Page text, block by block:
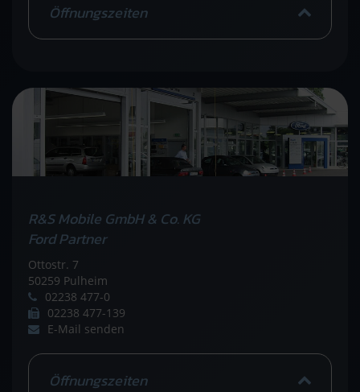
Öffnungszeiten
R&S Mobile GmbH & Co. KG
Ford Partner
Ottostr. 7
50259 Pulheim
02238 477-0
02238 477-139
E-Mail senden
Öffnungszeiten